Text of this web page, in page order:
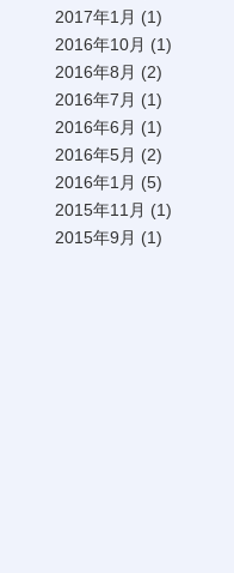
2017年1月 (1)
2016年10月 (1)
2016年8月 (2)
2016年7月 (1)
2016年6月 (1)
2016年5月 (2)
2016年1月 (5)
2015年11月 (1)
2015年9月 (1)